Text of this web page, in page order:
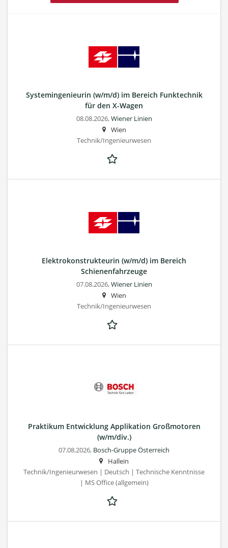
Systemingenieurin (w/m/d) im Bereich Funktechnik
für den X-Wagen
08.08.2026,Wiener Linien
Wien
Technik/Ingenieurwesen
Elektrokonstrukteurin (w/m/d) im Bereich
Schienenfahrzeuge
07.08.2026,Wiener Linien
Wien
Technik/Ingenieurwesen
Praktikum Entwicklung Applikation Großmotoren
(w/m/div.)
07.08.2026, Bosch-Gruppe Österreich
Hallein
Technik/Ingenieurwesen | Deutsch | Technische Kenntnisse
| MS Office (allgemein)